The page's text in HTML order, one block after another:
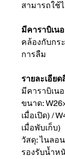
สามารถใช้
มีคาราบิเน
คล้องกับกร
การลืม
รายละเอีย
มีคาราบิเน
ขนาด:
เมื่อเปิด) /
เมื่อพับเก็บ)
วัสดุ: ไนลอน
รองรับน้ำห